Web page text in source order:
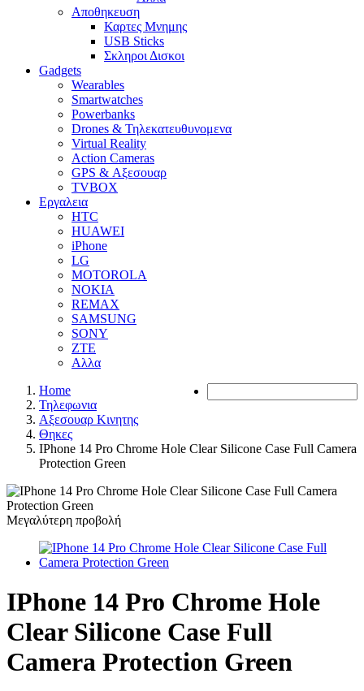
Αποθηκευση
Καρτες Μνημης
USB Sticks
Σκληροι Δισκοι
Gadgets
Wearables
Smartwatches
Powerbanks
Drones & Τηλεκατευθυνομενα
Virtual Reality
Action Cameras
GPS & Αξεσουαρ
TVBOX
Εργαλεια
HTC
HUAWEI
iPhone
LG
MOTOROLA
NOKIA
REMAX
SAMSUNG
SONY
ZTE
Αλλα
Home
Τηλεφωνια
Αξεσουαρ Κινητης
Θηκες
IPhone 14 Pro Chrome Hole Clear Silicone Case Full Camera
Protection Green
Μεγαλύτερη προβολή
IPhone 14 Pro Chrome Hole
Clear Silicone Case Full
Camera Protection Green